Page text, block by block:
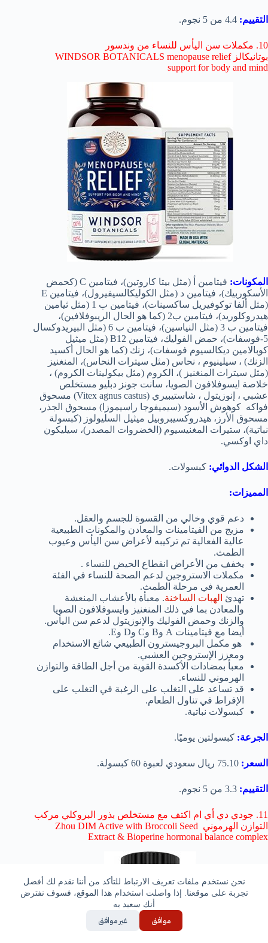
نحن نستخدم ملفات تعريف الارتباط للتأكد من أننا نقدم لك أفضل
تجربة على موقعنا. إذا واصلت استخدام هذا الموقع، فسوف نفترض
أنك سعيد به
موافق غير موافق
التقييم: 4.4 من 5 نجوم.
10. مكملات سن اليأس للنساء من وندسور
بوتانيكالز WINDSOR BOTANICALS menopause relief
support for body and mind
المكونات:
فيتامين أ (مثل بيتا كاروتين)، فيتامين C (كحمض
الأسكوربيك)، فيتامين د (مثل الكوليكالسيفيرول)، فيتامين E
(مثل ألفا توكوفيريل ساكسينات)، فيتامين ب 1 (مثل ثيامين
هيدروكلوريد)، فيتامين ب2 (كما هو الحال الريبوفلافين)،
فيتامين ب 3 (مثل النياسين)، فيتامين ب 6 (مثل البيريدوكسال
5-فوسفات)، حمض الفوليك، فيتامين B12 (مثل ميثيل
كوبالامين ديكالسيوم فوسفات)، زنك (كما هو الحال أكسيد
الزنك) ، سيلينيوم ، نحاس (مثل سيترات النحاس)، المنغنيز
(مثل سيترات المنغنيز )، الكروم (مثل بيكولينات الكروم) ،
خلاصة ايسوفلافون الصويا، سانت جونز دبليو مستخلص
عشبي ، إنوزيتول ، شاستيبيري (Vitex agnus castus) مسحوق
فواكه كوهوش الأسود (سيميفوجا راسيموزا) مسحوق الجذر،
مسحوق الأرز، هيدروكسيبروبيل ميثيل السليولوز (كبسولة
نباتية)، ستيرات المغنيسيوم (الخضروات المصدر)، سيليكون
داي اوكسي.
الشكل الدوائي: كبسولات.
المميزات:
دعم قوي وخالي من القسوة للجسم والعقل.
مزيج من الفيتامينات والمعادن والمكونات الطبيعية
عالية الفعالية تم تركيبه لأعراض سن اليأس وعيوب
الطمث.
يخفف من الأعراض انقطاع الحيض للنساء .
مكملات الاستروجين لدعم الصحة للنساء في الفئة
العمرية في مرحلة الطمث.
تهدئ الهبات الساخنة. معبأة بالأعشاب المنعشة
والمعادن بما في ذلك المنغنيز وايسوفلافون الصويا
والزنك وحمض الفوليك والإنوزيتول لدعم سن اليأس.
أيضا مع فيتامينات A وB وC وD وE.
هو مكمل البروجيسترون الطبيعي شائع الاستخدام
ومعزز الإستروجين العشبي.
معبأ بمضادات الأكسدة القوية من أجل الطاقة والتوازن
الهرموني للنساء.
قد تساعد على التغلب على الرغبة في التغلب على
الإفراط في تناول الطعام.
كبسولات نباتية.
الجرعة: كبسولتين يوميًا.
السعر: 75.10 ريال سعودي لعبوة 60 كبسولة.
التقييم:
11. جودي دي أي ام اكتف مع مستخلص بذور البروكلي مركب
التوازن الهرموني Zhou DIM Active with Broccoli Seed
Extract & Bioperine hormonal balance complex